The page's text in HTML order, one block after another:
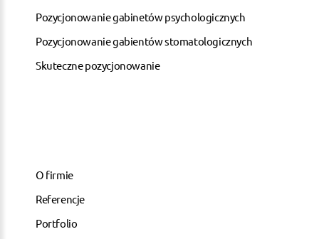
Pozycjonowanie gabinetów psychologicznych
Pozycjonowanie gabientów stomatologicznych
Skuteczne pozycjonowanie
O firmie
Referencje
Portfolio